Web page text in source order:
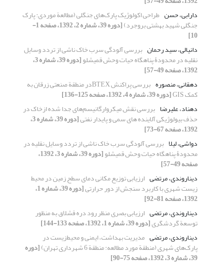
دارابی، حسن طراحی اکولوژیک پارک‌های جنگلی (مطالعة موردی: پارک
جنگلی شهید بهشتی بروجرد) [دوره 39، شماره 2، 1392، صفحه 1-
10]
دانیالی، سید رحمان بررسی آلودگی سرب خاک ناشی از تردد وسایل
نقلیه در محدودۀ پناهگاه حیات وحش قمیشلو [دوره 39، شماره 3،
1392، صفحه 49-57]
دهقانی، منصوره
بررسی پراکنش BTEXدر منطقة صنعتی زرقان به
کمک GIS
[دوره 39، شماره 4، 1392، صفحه 125-136]
دهناد، علیرضا بررسی نقش میکروارگانیسم‌های جدا شده ازخاک در
حذف بیولوژیکی آلاینده های سمی و پایدار نفتی [دوره 39، شماره 3،
1392، صفحه 67-73]
دواشی، لیلا بررسی آلودگی سرب خاک ناشی از تردد وسایل نقلیه در
محدودۀ پناهگاه حیات وحش قمیشلو [دوره 39، شماره 3، 1392،
صفحه 49-57]
دیناروندی، مرتضی ارزیابی توزیع مکانی دمای سطح زمین در محیط
زیست شهری با کاربرد سنجش از دور حرارتی [دوره 39، شماره 1،
1392، صفحه 81-92]
دیناروندی، مرتضی ارزیابی بصری منظر رود دره قشلاق به منظور
توسعة گردشگری[دوره 39، شماره 1، 1392، صفحه 133-144]
دیناروندی، مرتضی مدیریت بهداشت، ایمنی و محیط‌زیست در
پارک‌های شهری (منطقة مورد مطالعه: منطقة 6 شهرداری تهران) [دوره
39، شماره 3، 1392، صفحه 75-90]